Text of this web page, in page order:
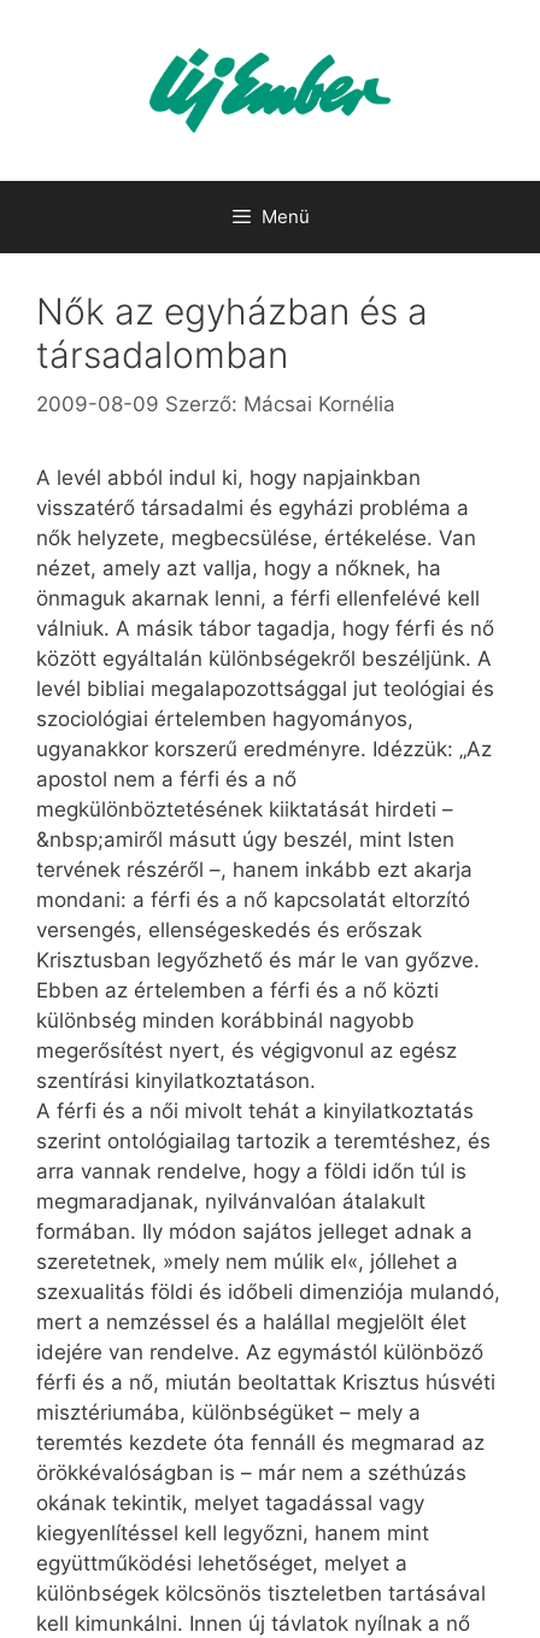
Menü
Nők az egyházban és a
társadalomban
2009-08-09 Szerző: Mácsai Kornélia
A levél abból indul ki, hogy napjainkban
visszatérő társadalmi és egyházi probléma a
nők helyzete, megbecsülése, értékelése. Van
nézet, amely azt vallja, hogy a nőknek, ha
önmaguk akarnak lenni, a férfi ellenfelévé kell
válniuk. A másik tábor tagadja, hogy férfi és nő
között egyáltalán különbségekről beszéljünk. A
levél bibliai megalapozottsággal jut teológiai és
szociológiai értelemben hagyományos,
ugyanakkor korszerű eredményre. Idézzük: „Az
apostol nem a férfi és a nő
megkülönböztetésének kiiktatását hirdeti –
&nbsp;amiről másutt úgy beszél, mint Isten
tervének részéről –, hanem inkább ezt akarja
mondani: a férfi és a nő kapcsolatát eltorzító
versengés, ellenségeskedés és erőszak
Krisztusban legyőzhető és már le van győzve.
Ebben az értelemben a férfi és a nő közti
különbség minden korábbinál nagyobb
megerősítést nyert, és végigvonul az egész
szentírási kinyilatkoztatáson.
A férfi és a női mivolt tehát a kinyilatkoztatás
szerint ontológiailag tartozik a teremtéshez, és
arra vannak rendelve, hogy a földi időn túl is
megmaradjanak, nyilvánvalóan átalakult
formában. Ily módon sajátos jelleget adnak a
szeretetnek, »mely nem múlik el«, jóllehet a
szexualitás földi és időbeli dimenziója mulandó,
mert a nemzéssel és a halállal megjelölt élet
idejére van rendelve. Az egymástól különböző
férfi és a nő, miután beoltattak Krisztus húsvéti
misztériumába, különbségüket – mely a
teremtés kezdete óta fennáll és megmarad az
örökkévalóságban is – már nem a széthúzás
okának tekintik, melyet tagadással vagy
kiegyenlítéssel kell legyőzni, hanem mint
együttműködési lehetőséget, melyet a
különbségek kölcsönös tiszteletben tartásával
kell kimunkálni. Innen új távlatok nyílnak a nő